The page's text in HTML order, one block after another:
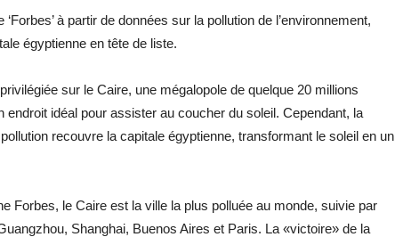
à partir de données sur la pollution de l’environnement,
égyptienne en tête de liste.
sur le Caire, une mégalopole de quelque 20 millions
endroit idéal pour assister au coucher du soleil. Cependant, la
recouvre la capitale égyptienne, transformant le soleil en un
Forbes, le Caire est la ville la plus polluée au monde, suivie par
Shanghai, Buenos Aires et Paris. La «victoire» de la